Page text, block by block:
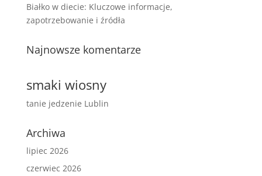
Białko w diecie: Kluczowe informacje,
zapotrzebowanie i źródła
Najnowsze komentarze
smaki wiosny
tanie jedzenie Lublin
Archiwa
lipiec 2026
czerwiec 2026